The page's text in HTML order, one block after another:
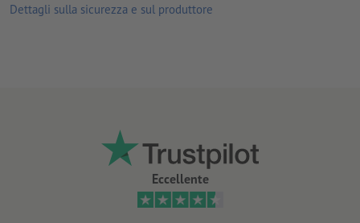
goffratura è possibile solamente per una di queste.
Dettagli sulla sicurezza e sul produttore
Eccellente